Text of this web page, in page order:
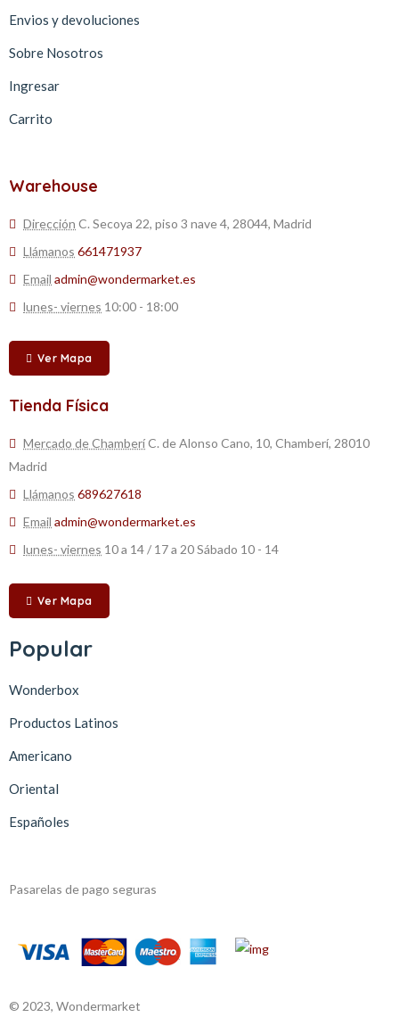
Envios y devoluciones
Sobre Nosotros
Ingresar
Carrito
Warehouse
Dirección C. Secoya 22, piso 3 nave 4, 28044, Madrid
Llámanos 661471937
Email admin@wondermarket.es
lunes- viernes 10:00 - 18:00
Ver Mapa
Tienda Física
Mercado de ChamberíC. de Alonso Cano, 10, Chamberí, 28010
Madrid
Llámanos 689627618
Email admin@wondermarket.es
lunes- viernes 10 a 14 / 17 a 20 Sábado 10 - 14
Ver Mapa
Popular
Wonderbox
Productos Latinos
Americano
Oriental
Españoles
Pasarelas de pago seguras
© 2023, Wondermarket